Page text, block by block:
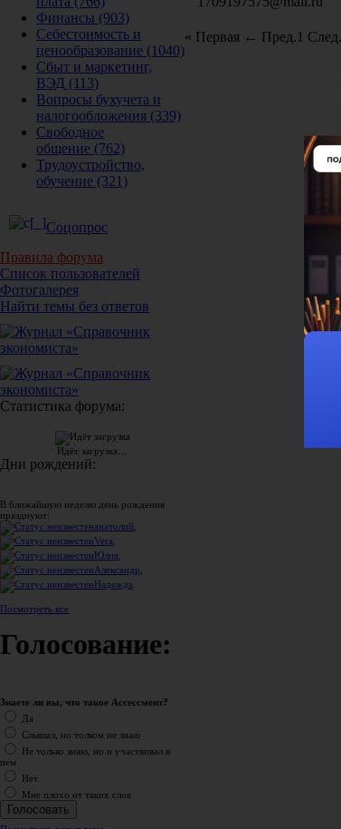
Финансы (903)
Себестоимость и
ценообразование (1040)
Сбыт и маркетинг,
ВЭД (113)
Вопросы бухучета и
налогообложения (339)
Свободное
общение (762)
Трудоустройство,
обучение (321)
Соцопрос
Правила форума
Список пользователей
Фотогалерея
Найти темы без ответов
Статистика форума:
Идёт загрузка…
Дни рождений:
В ближайшую неделю день рождения
празднуют:
анатолий
Vera
Юлия
Александр
Надежда
Посмотреть все
Голосование:
Знаете ли вы, что такое Ассессмент?
Да
Слышал, но толком не знаю
Не только знаю, но и участвовал в
нем
Нет
Мне плохо от таких слов
« Первая ← Пред.1